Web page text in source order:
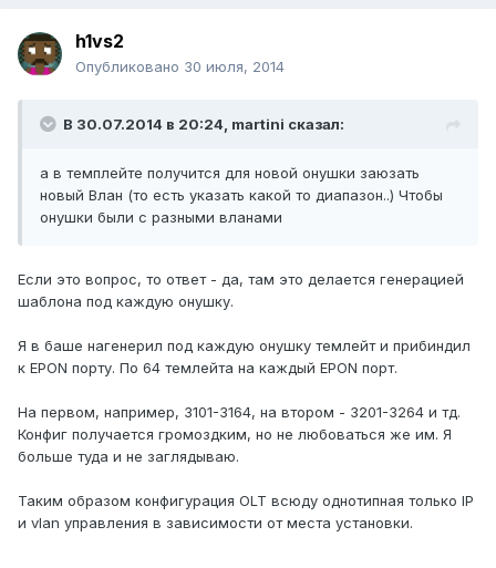
h1vs2
Опубликовано 30 июля, 2014
В 30.07.2014 в 20:24, martini сказал:
а в темплейте получится для новой онушки заюзать
новый Влан (то есть указать какой то диапазон..) Чтобы
онушки были с разными вланами
Если это вопрос, то ответ - да, там это делается генерацией
шаблона под каждую онушку.
Я в баше нагенерил под каждую онушку темлейт и прибиндил
к EPON порту. По 64 темлейта на каждый EPON порт.
На первом, например, 3101-3164, на втором - 3201-3264 и тд.
Конфиг получается громоздким, но не любоваться же им. Я
больше туда и не заглядываю.
Таким образом конфигурация OLT всюду однотипная только IP
и vlan управления в зависимости от места установки.